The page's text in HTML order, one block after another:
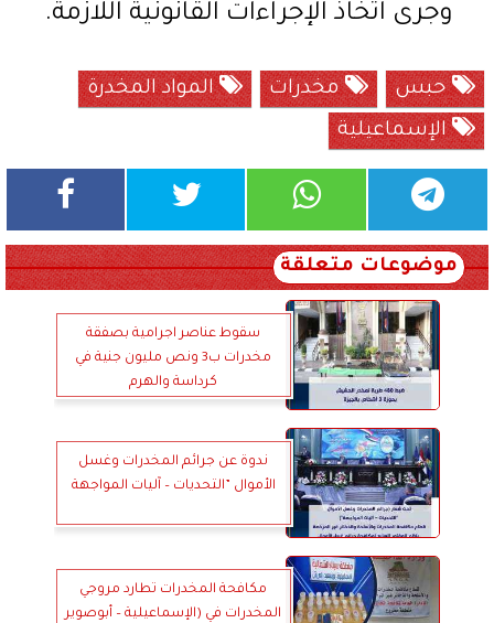
وجرى اتخاذ الإجراءات القانونية اللازمة.
حبس مخدرات
المواد المخدرة
الإسماعيلية
موضوعات متعلقة
سقوط عناصر اجرامية بصفقة
مخدرات ب3 ونص مليون جنية في
كرداسة والهرم
ندوة عن جرائم المخدرات وغسل
الأموال ”التحديات – آليات المواجهة
مكافحة المخدرات تطارد مروجي
المخدرات في (الإسماعيلية – أبوصوير